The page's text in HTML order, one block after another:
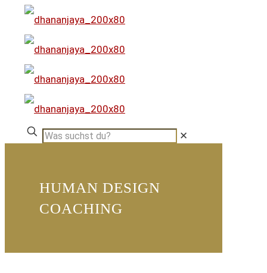
✕
HUMAN DESIGN
COACHING